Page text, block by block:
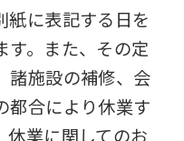
紙に表記する日を
す。また、その定
諸施設の補修、会
都合により休業す
休業に関してのお